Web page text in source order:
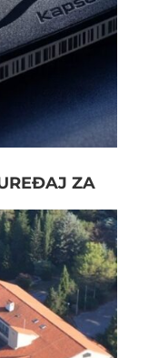
ZA